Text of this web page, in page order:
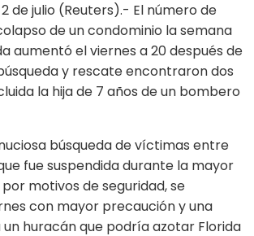
de julio (Reuters).- El número de
de un condominio la semana
aumentó el viernes a 20 después de
y rescate encontraron dos
la hija de 7 años de un bombero
búsqueda de víctimas entre
fue suspendida durante la mayor
motivos de seguridad, se
con mayor precaución y una
huracán que podría azotar Florida